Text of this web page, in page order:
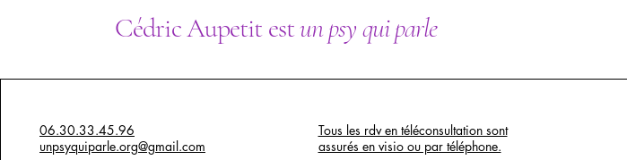
Cédric Aupetit estun psy qui parle
06.30.33.45.96
unpsyquiparle.org@gmail.com
Tous les rdv en téléconsultation sont
assurés en visio ou par téléphone.